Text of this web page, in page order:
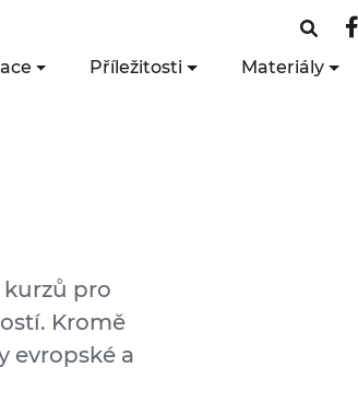
Příležitosti Materiály
pro
Kromě
evropské a